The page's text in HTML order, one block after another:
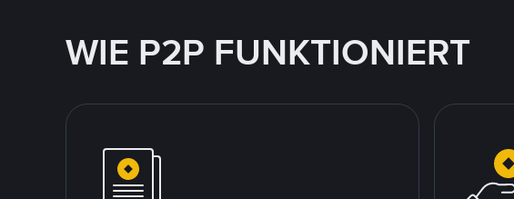
WIE P2P FUNKTIONIERT